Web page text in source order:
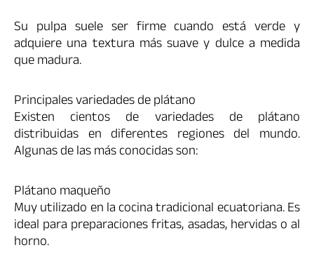
Su pulpa suele ser firme cuando está verde y
adquiere una textura más suave y dulce a medida
que madura.
Principales variedades de plátano
Existen cientos de variedades de plátano
distribuidas en diferentes regiones del mundo.
Algunas de las más conocidas son:
Plátano maqueño
Muy utilizado en la cocina tradicional ecuatoriana. Es
ideal para preparaciones fritas, asadas, hervidas o al
horno.